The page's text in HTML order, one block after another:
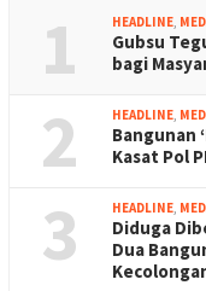
1 HEADLINE
Gubsu
bagi
2 HEADLINE
Bangunan
Kasat Pol
3 HEADLINE
Diduga
Dua